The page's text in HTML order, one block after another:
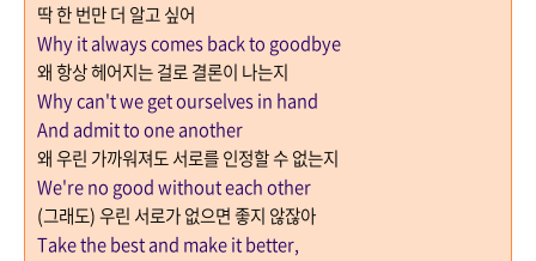
딱 한 번만 더 알고 싶어
Why it always comes back to goodbye
왜 항상 헤어지는 걸로 결론이 나는지
Why can't we get ourselves in hand
And admit to one another
왜 우린 가까워져도 서로를 인정할 수 없는지
We're no good without each other
(그래도) 우린 서로가 없으면 좋지 않잖아
Take the best and make it better,